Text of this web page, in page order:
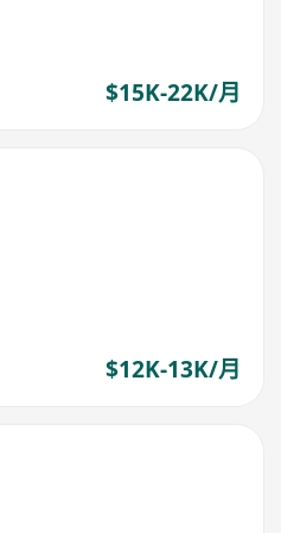
$15K-22K/月
$12K-13K/月